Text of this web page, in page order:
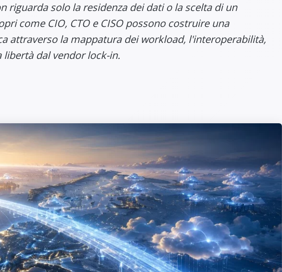
riguarda solo la residenza dei dati o la scelta di un
come CIO, CTO e CISO possono costruire una
attraverso la mappatura dei workload, l'interoperabilità,
libertà dal vendor lock-in.